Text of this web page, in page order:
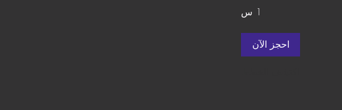
1 س
احجز الآن